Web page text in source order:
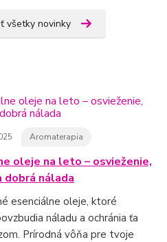
všetky novinky
Aromaterapia
oleje na leto – osvieženie,
dobrá nálada
esenciálne oleje, ktoré
náladu a ochránia ťa
Prírodná vôňa pre tvoje